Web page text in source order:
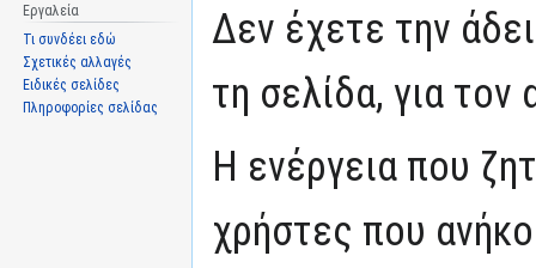
στην
στην
Δεν έχετε την
τη σελίδα, για
Η ενέργεια που
χρήστες που
Εργαλεία
Τι συνδέει εδώ
Σχετικές αλλαγές
Ειδικές σελίδες
Πληροφορίες σελίδας